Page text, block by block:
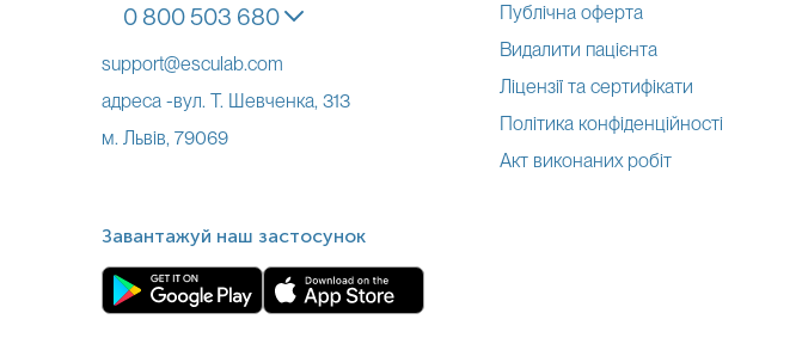
0 800 503 680
support@esculab.com
адреса -вул. Т. Шевченка, 313
м. Львів, 79069
Публічна оферта
Видалити пацієнта
Ліцензії та сертифікати
Політика конфіденційності
Акт виконаних робіт
Завантажуй наш застосунок